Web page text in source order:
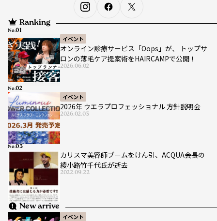
Ranking
イベント
オンライン診療サービス「Oops」が、 トップサ
ロンの薄毛ケア提案術をHAIRCAMPで公開！
2026.06.02
No.
イベント
2026年 ウエラプロフェッショナル 方針説明会
2026.02.03
No.
カリスマ美容師ブームをけん引、ACQUA会長の
綾小路竹千代氏が逝去
2022.09.22
No.
New arrive
イベント